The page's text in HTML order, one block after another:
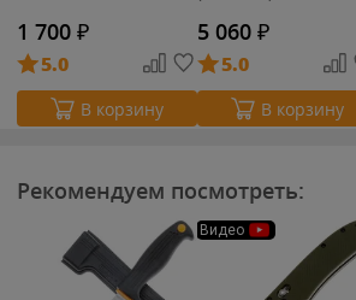
1 700 ₽
5.0
В корзину
5 060 ₽
5.0
В корзину
Рекомендуем посмотреть:
Видео